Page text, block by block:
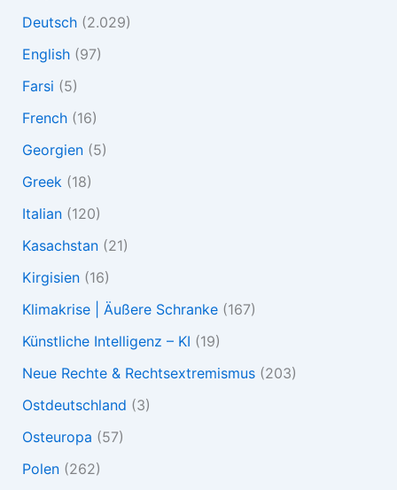
Deutsch(2.029)
English(97)
Farsi (5)
French(16)
Georgien(5)
Greek (18)
Italian(120)
Kasachstan(21)
Kirgisien(16)
Klimakrise | Äußere Schranke(167)
Künstliche Intelligenz – KI (19)
Neue Rechte & Rechtsextremismus(203)
Ostdeutschland (3)
Osteuropa (57)
Polen(262)